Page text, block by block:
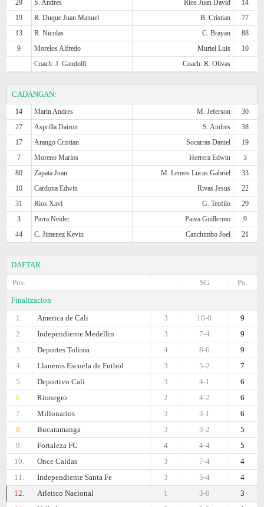
29
S. Andres Rios Juan David
14
19
R. Duque Juan Manuel B. Cristian
77
13
R. Nicolas C. Brayan
88
9
Morelos Alfredo Muriel Luis
10
Coach: J. Gandolfi
Coach: R. Olivas
CADANGAN:
14 Marin Andres M. Jeferson
30
27
Asprilla Dairon S. Andres
38
17
Arango Cristian Socarras Daniel
19
7
Moreno Marlos Herrera Edwin
3
80
Zapata Juan M. Lemos Lucas Gabriel
33
10
Cardona Edwin Rivas Jesus
22
31
Rios Xavi G. Teofilo
29
3
Parra Neider Paiva Guillermo
9
44
C. Jimenez Kevin Canchimbo Joel 21
DAFTAR
Pos.
Po.
SG
Finalizacion
1.
America de Cali 9
10-0
3
2.
Independiente Medellin 9
7-4
3
3.
Deportes Tolima 9
8-6
4
4.
Llaneros Escuela de Futbol 7
5-2
3
5.
Deportivo Cali 6
4-1
3
6.
Rionegro 6
4-2
2
7.
Millonarios 6
3-1
3
8.
Bucaramanga 5
3-2
3
9.
Fortaleza FC 5
4-4
4
10.
Once Caldas 4
7-4
3
11.
Independiente Santa Fe 4
5-4
3
12.
Atletico Nacional 3
3-0
1